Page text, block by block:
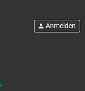
person Anmelden